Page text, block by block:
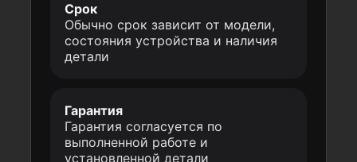
Срок
Обычно срок зависит от модели,
состояния устройства и наличия
детали
Гарантия
Гарантия согласуется по
выполненной работе и
установленной детали